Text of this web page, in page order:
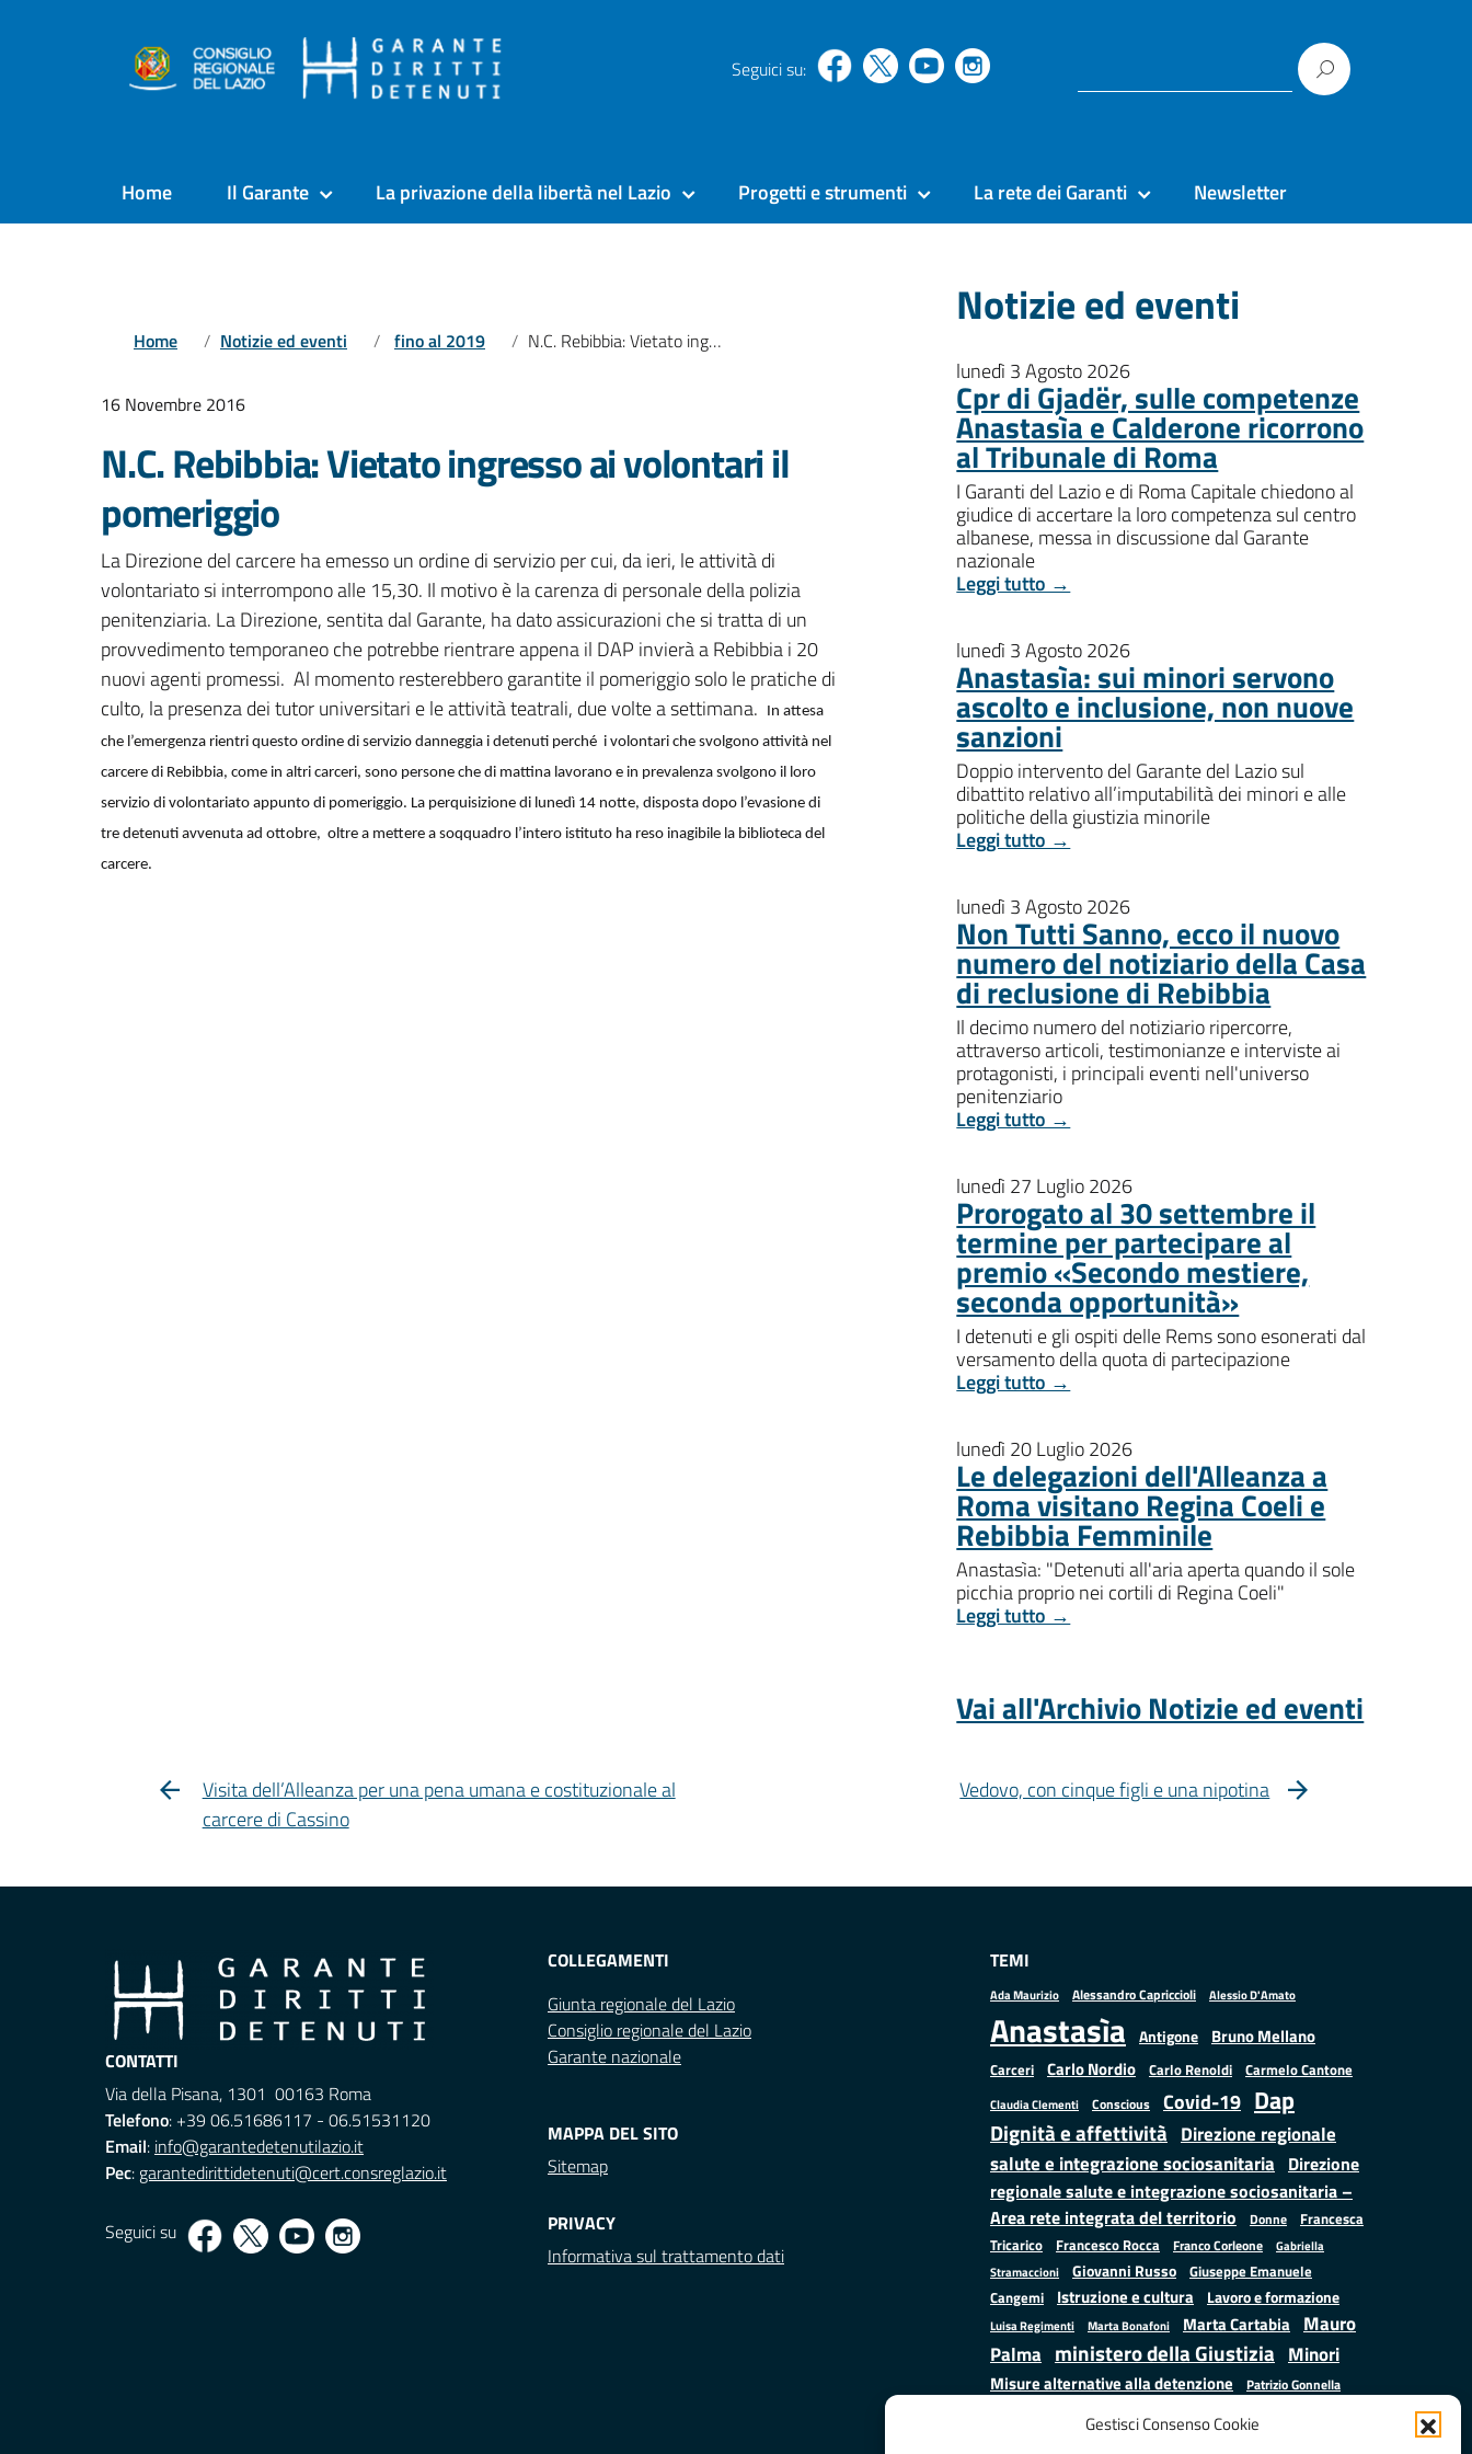
Gestisci Consenso Cookie
Seguici su:
Home Il Garante La privazione della libertà nel Lazio Progetti e strumenti La rete dei Garanti Newsletter
Home Notizie ed eventi fino al 2019 N.C. Rebibbia: Vietato ingresso ai volontari il pomeriggio
16 Novembre 2016
N.C. Rebibbia: Vietato ingresso ai volontari il
pomeriggio
La Direzione del carcere ha emesso un ordine di servizio per cui, da ieri, le attività di
volontariato si interrompono alle 15,30. Il motivo è la carenza di personale della polizia
penitenziaria. La Direzione, sentita dal Garante, ha dato assicurazioni che si tratta di un
provvedimento temporaneo che potrebbe rientrare appena il DAP invierà a Rebibbia i 20
nuovi agenti promessi. Al momento resterebbero garantite il pomeriggio solo le pratiche di
culto, la presenza dei tutor universitari e le attività teatrali, due volte a settimana.
In attesa
che l’emergenza rientri questo ordine di servizio danneggia i detenuti perché i volontari che svolgono attività nel
carcere di Rebibbia, come in altri carceri, sono persone che di mattina lavorano e in prevalenza svolgono il loro
servizio di volontariato appunto di pomeriggio. La perquisizione di lunedì 14 notte, disposta dopo l’evasione di
tre detenuti avvenuta ad ottobre, oltre a mettere a soqquadro l’intero istituto ha reso inagibile la biblioteca del
carcere.
Notizie ed eventi
lunedì 3 Agosto 2026
Cpr di Gjadër, sulle competenze
Anastasìa e Calderone ricorrono
al Tribunale di Roma
I Garanti del Lazio e di Roma Capitale chiedono al
giudice di accertare la loro competenza sul centro
albanese, messa in discussione dal Garante
nazionale
Leggi tutto →
lunedì 3 Agosto 2026
Anastasìa: sui minori servono
ascolto e inclusione, non nuove
sanzioni
Doppio intervento del Garante del Lazio sul
dibattito relativo all’imputabilità dei minori e alle
politiche della giustizia minorile
Leggi tutto →
lunedì 3 Agosto 2026
Non Tutti Sanno, ecco il nuovo
numero del notiziario della Casa
di reclusione di Rebibbia
Il decimo numero del notiziario ripercorre,
attraverso articoli, testimonianze e interviste ai
protagonisti, i principali eventi nell'universo
penitenziario
Leggi tutto →
lunedì 27 Luglio 2026
Prorogato al 30 settembre il
termine per partecipare al
premio «Secondo mestiere,
seconda opportunità»
I detenuti e gli ospiti delle Rems sono esonerati dal
versamento della quota di partecipazione
Leggi tutto →
lunedì 20 Luglio 2026
Le delegazioni dell'Alleanza a
Roma visitano Regina Coeli e
Rebibbia Femminile
Anastasìa: "Detenuti all'aria aperta quando il sole
picchia proprio nei cortili di Regina Coeli"
Leggi tutto →
Vai all'Archivio Notizie ed eventi
Visita dell’Alleanza per una pena umana e costituzionale al
carcere di Cassino
Vedovo, con cinque figli e una nipotina
CONTATTI
Via della Pisana, 1301 00163 Roma
Telefono: +39 06.51686117 - 06.51531120
Email: info@garantedetenutilazio.it
Pec: garantedirittidetenuti@cert.consreglazio.it
Seguici su
COLLEGAMENTI
Giunta regionale del Lazio
Consiglio regionale del Lazio
Garante nazionale
MAPPA DEL SITO
Sitemap
PRIVACY
Informativa sul trattamento dati
TEMI
Ada Maurizio Alessandro Capriccioli Alessio D'Amato
Anastasìa Antigone Bruno Mellano
Carceri Carlo Nordio Carlo Renoldi Carmelo Cantone
Claudia Clementi Conscious Covid-19 Dap
Dignità e affettività Direzione regionale
salute e integrazione sociosanitaria Direzione
regionale salute e integrazione sociosanitaria –
Area rete integrata del territorio
Donne
Francesca
Tricarico
Francesco Rocca Franco Corleone
Gabriella
Stramaccioni
Giovanni Russo Giuseppe Emanuele
Cangemi
Istruzione e cultura Lavoro e formazione
Luisa Regimenti Marta Bonafoni Marta Cartabia Mauro
Palma ministero della Giustizia Minori
Misure alternative alla detenzione Patrizio Gonnella
Samuele Ciambriello